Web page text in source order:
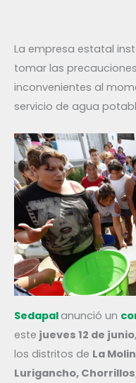
La empresa estatal
tomar las
inconvenientes al
servicio de agua
Sedapalanunció un
este jueves 12 de junio
los distritos de La
Lurigancho,